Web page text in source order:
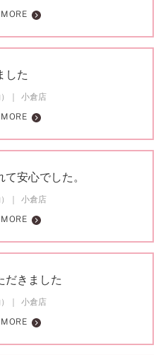
した
小倉店
安心でした。
小倉店
だきました
小倉店